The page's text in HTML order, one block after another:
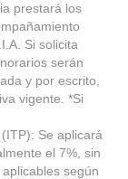
prestará los
Si solicita
serán
y por escrito,
vigente. *Si
Se aplicará
el 7%, sin
según